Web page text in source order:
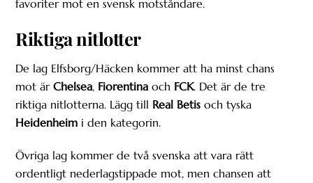
favoriter mot en svensk motståndare.
Riktiga nitlotter
De lag Elfsborg/Häcken kommer att ha minst chans
mot ärChelsea, Fiorentina och FCK. Det är de tre
riktiga nitlotterna. Lägg till Real Betis och tyska
Heidenheim i den kategorin.
Övriga lag kommer de två svenska att vara rätt
ordentligt nederlagstippade mot, men chansen att